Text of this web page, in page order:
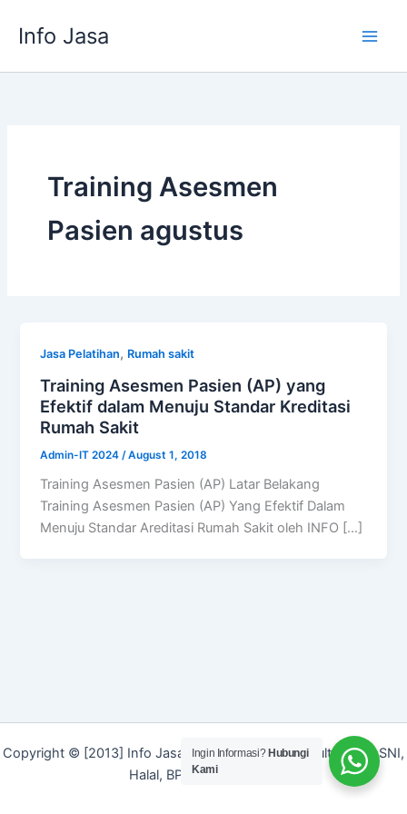
Info Jasa
Training Asesmen
Pasien agustus
Jasa Pelatihan, Rumah sakit
Training Asesmen Pasien (AP) yang
Efektif dalam Menuju Standar Kreditasi
Rumah Sakit
Admin-IT 2024 /August 1, 2018
Training Asesmen Pasien (AP) Latar Belakang
Training Asesmen Pasien (AP) Yang Efektif Dalam
Menuju Standar Areditasi Rumah Sakit oleh INFO […]
Copyright © [2013] Info Jasa | Layanan Jasa Konsultan ISO, SNI,
Halal, BPOM dan Merek]
Ingin Informasi? Hubungi
Kami